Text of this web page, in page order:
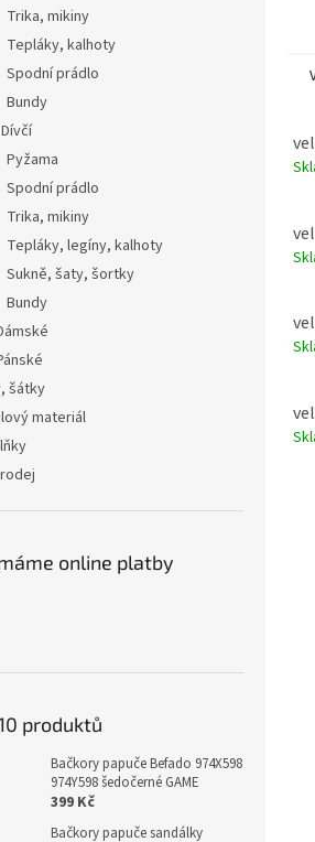
Trika, mikiny
Tepláky, kalhoty
Spodní prádlo
Bundy
Dívčí
Pyžama
Spodní prádlo
Trika, mikiny
Tepláky, legíny, kalhoty
Sukně, šaty, šortky
Bundy
šátky
materiál
online platby
produktů
Bačkory papuče Befado 974X598
974Y598 šedočerné GAME
399 Kč
Bačkory papuče sandálky